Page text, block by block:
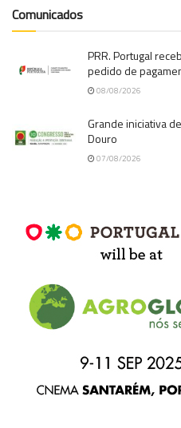
Comunicados
PRR. Portugal
pedido de
08/08/2026
Grande iniciativa
Douro
07/08/2026